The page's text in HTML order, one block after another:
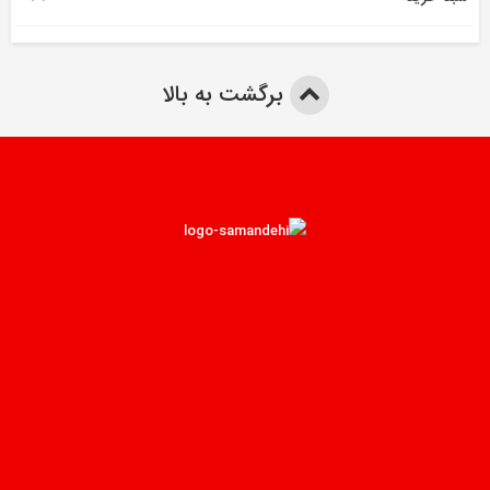
برگشت به بالا